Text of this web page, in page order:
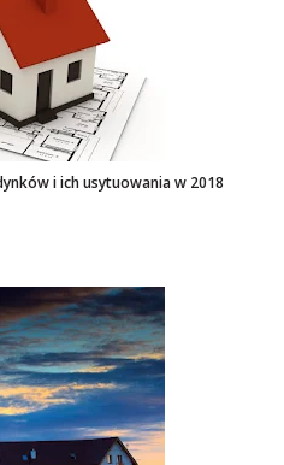
i ich usytuowania w 2018